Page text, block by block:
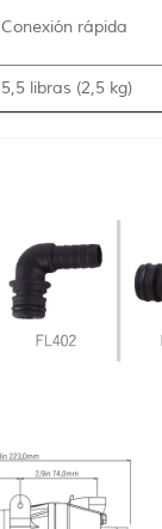
Conexión rápida
5,5 libras (2,5 kg)